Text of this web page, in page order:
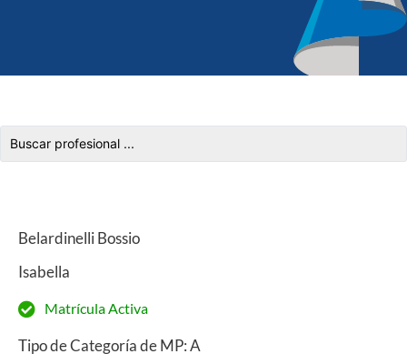
Belardinelli Bossio
Isabella
Matrícula Activa
Tipo de Categoría de MP: A